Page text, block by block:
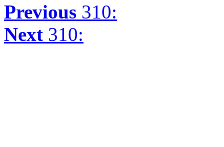
Previous 310:
Next 310: